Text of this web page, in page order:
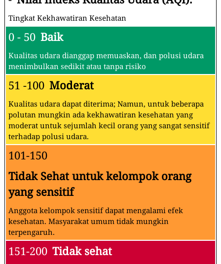
Tingkat Kekhawatiran Kesehatan
0 - 50 Baik
Kualitas udara dianggap memuaskan, dan polusi udara
menimbulkan sedikit atau tanpa risiko
51 -100 Moderat
Kualitas udara dapat diterima; Namun, untuk beberapa
polutan mungkin ada kekhawatiran kesehatan yang
moderat untuk sejumlah kecil orang yang sangat sensitif
terhadap polusi udara.
101-150
Tidak Sehat untuk kelompok orang
yang sensitif
Anggota kelompok sensitif dapat mengalami efek
kesehatan. Masyarakat umum tidak mungkin
terpengaruh.
151-200 Tidak sehat